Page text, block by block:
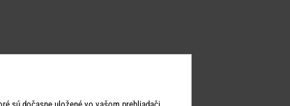
sú dočasne uložené vo vašom prehliadači.